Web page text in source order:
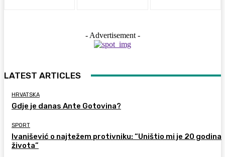
- Advertisement -
LATEST ARTICLES
HRVATSKA
Gdje je danas Ante Gotovina?
SPORT
Ivanišević o najtežem protivniku: “Uništio mi je 20 godina
života”